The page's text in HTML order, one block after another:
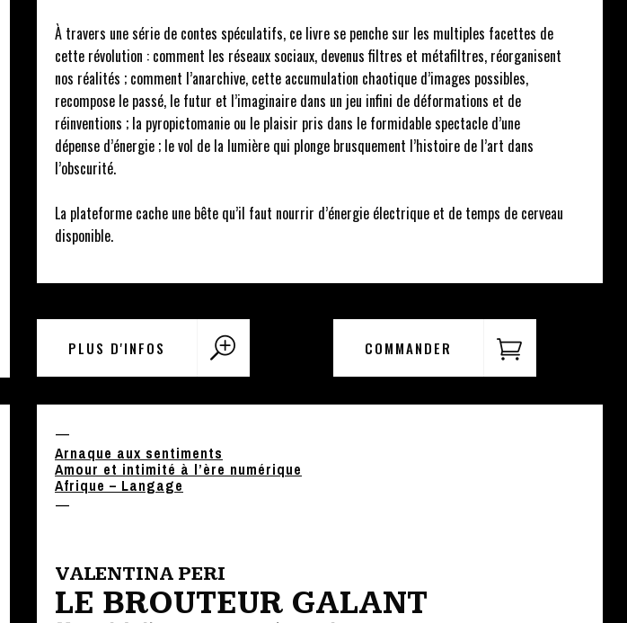
À travers une série de contes spéculatifs, ce livre se penche sur les multiples facettes de
cette révolution : comment les réseaux sociaux, devenus filtres et métafiltres, réorganisent
nos réalités ; comment l’anarchive, cette accumulation chaotique d’images possibles,
recompose le passé, le futur et l’imaginaire dans un jeu infini de déformations et de
réinventions ; la pyropictomanie ou le plaisir pris dans le formidable spectacle d’une
dépense d’énergie ; le vol de la lumière qui plonge brusquement l’histoire de l’art dans
l’obscurité.
La plateforme cache une bête qu’il faut nourrir d’énergie électrique et de temps de cerveau
disponible.
PLUS D'INFOS COMMANDER
—
Arnaque aux sentiments
Amour et intimité à l’ère numérique
Afrique – Langage
—
VALENTINA PERI
LE BROUTEUR GALANT